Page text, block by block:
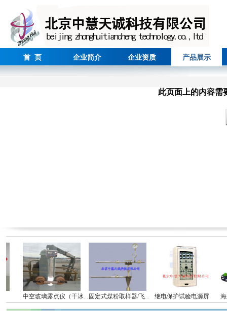
首 页 企业简介 企业资质 产品展示
此页面上的内容需
中空玻璃露点仪（干冰...固定式煤粉取样器/飞... 继电保护试验电源屏 海